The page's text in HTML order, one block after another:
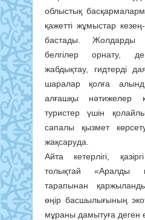
облыстық
қажетті жұмыстар
бастады. Жолдарды
белгілер орнату,
жабдықтау, гидтерді
шаралар қолға
алғашқы нәтижелер
туристер үшін
сапалы қызмет
жақсаруда.
Айта кетерлігі,
толықтай «Аралды
тарапынан
өңір басшылығының
мұраны дамытуға